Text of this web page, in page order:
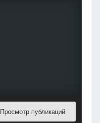
Просмотр публикаций